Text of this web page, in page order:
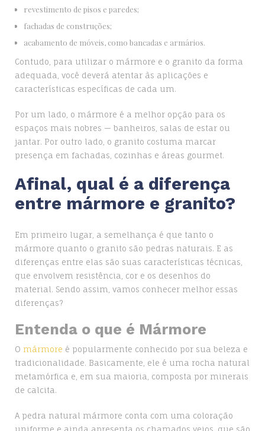
revestimento de pisos e paredes;
fachadas de construções;
acabamento de móveis, como bancadas e armários.
Contudo, para utilizar o mármore e o granito da forma
adequada, você deverá atentar às aplicações e
características específicas de cada um.
Por um lado, o mármore é a melhor opção para os
espaços mais nobres — banheiros, salas de estar ou
jantar. Por outro lado, o granito costuma marcar
presença em fachadas, cozinhas e áreas gourmet.
Afinal, qual é a diferença
entre mármore e granito?
Em primeiro lugar, a semelhança é que tanto o
mármore quanto o granito são pedras naturais. E as
diferenças entre elas são suas características técnicas,
que envolvem resistência, cor e os desenhos do
material. Sendo assim, vamos conhecer melhor essas
diferenças?
Entenda o que é Mármore
O mármore é popularmente conhecido por sua beleza e
tradicionalidade. Basicamente, ele é uma rocha natural
metamórfica e, em sua maioria, composta por minerais
de calcita.
A pedra natural mármore conta com uma coloração